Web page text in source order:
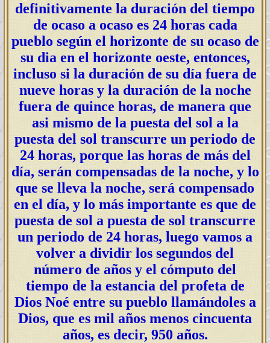
definitivamente la duración del tiempo
de ocaso a ocaso es 24 horas cada
pueblo según el horizonte de su ocaso de
su dia en el horizonte oeste, entonces,
incluso si la duración de su día fuera de
nueve horas y la duración de la noche
fuera de quince horas, de manera que
asi mismo de la puesta del sol a la
puesta del sol transcurre un periodo de
24 horas, porque las horas de más del
día, serán compensadas de la noche, y lo
que se lleva la noche, será compensado
en el día, y lo más importante es que de
puesta de sol a puesta de sol transcurre
un periodo de 24 horas, luego vamos a
volver a dividir los segundos del
número de años y el cómputo del
tiempo de la estancia del profeta de
Dios Noé entre su pueblo llamándoles a
Dios, que es mil años menos cincuenta
años, es decir, 950 años.